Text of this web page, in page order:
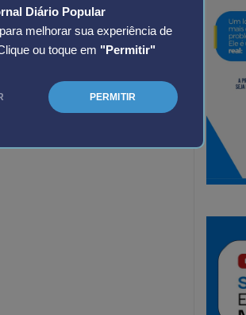
Diário Popular
melhorar sua experiência de
ou toque em "Permitir"
PERMITIR